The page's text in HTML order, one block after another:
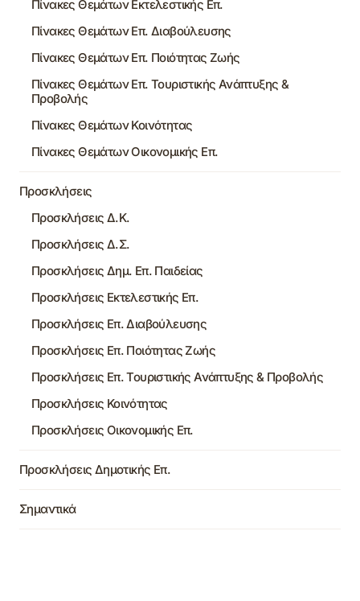
Πίνακες Θεμάτων Εκτελεστικής Επ.
Πίνακες Θεμάτων Επ. Διαβούλευσης
Πίνακες Θεμάτων Επ. Ποιότητας Ζωής
Πίνακες Θεμάτων Επ. Τουριστικής Ανάπτυξης &
Προβολής
Πίνακες Θεμάτων Κοινότητας
Πίνακες Θεμάτων Οικονομικής Επ.
Προσκλήσεις
Προσκλήσεις Δ.Κ.
Προσκλήσεις Δ.Σ.
Προσκλήσεις Δημ. Επ. Παιδείας
Προσκλήσεις Εκτελεστικής Επ.
Προσκλήσεις Επ. Διαβούλευσης
Προσκλήσεις Επ. Ποιότητας Ζωής
Προσκλήσεις Επ. Τουριστικής Ανάπτυξης & Προβολής
Προσκλήσεις Κοινότητας
Προσκλήσεις Οικονομικής Επ.
Προσκλήσεις Δημοτικής Επ.
Σημαντικά